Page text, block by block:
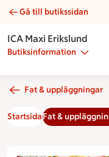
Säsongsfat | Catering
Gå till butikssidan
ICA Maxi Erikslund
Butiksinformation
Fat & uppläggningar
StartsidaFat &